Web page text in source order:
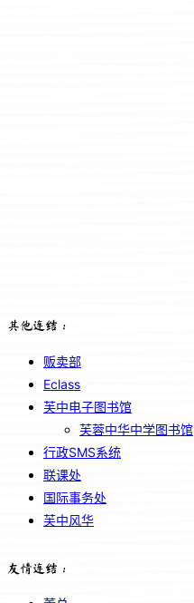
其他连结：
贩卖部
Eclass
芙中电子图书馆
芙蓉中华中学图书馆
行政SMS系统
联课处
国际事务处
芙中风华
友情连结：